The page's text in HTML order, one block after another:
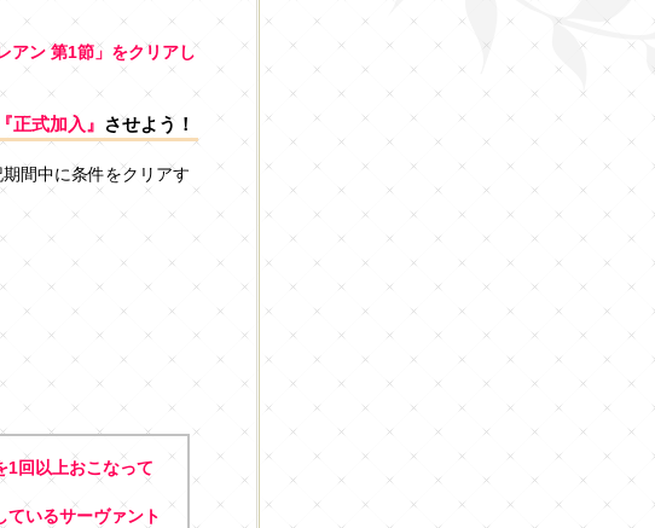
アン 第1節」をクリアし
『正式加入』 させよう！
間中に条件をクリアす
1回以上おこなって
いるサーヴァント